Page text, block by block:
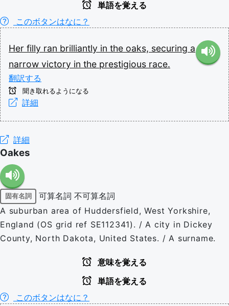
単語を覚える
このボタンはなに？
Her filly ran brilliantly in the oaks, securing a
narrow victory in the prestigious race.
翻訳する
聞き取れるようになる
詳細
詳細
Oakes
固有名詞 可算名詞 不可算名詞
A suburban area of Huddersfield, West Yorkshire,
England (OS grid ref SE112341). / A city in Dickey
County, North Dakota, United States. / A surname.
意味を覚える
単語を覚える
このボタンはなに？